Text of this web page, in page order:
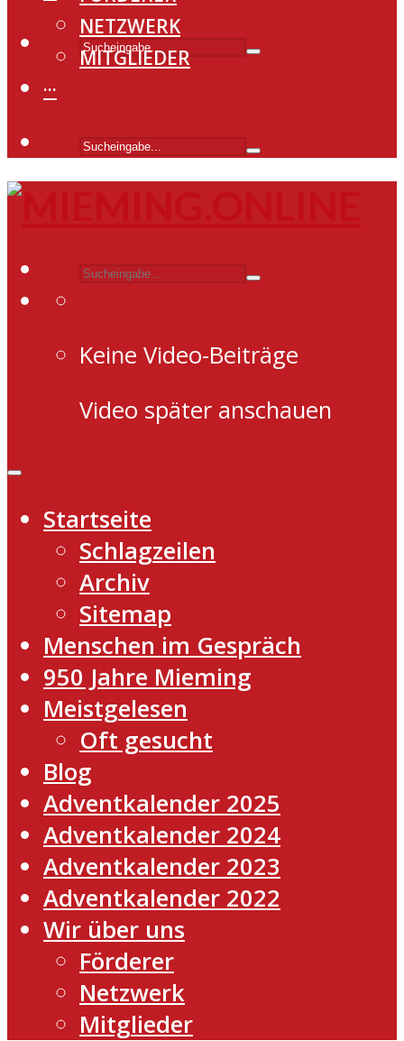
NETZWERK
MITGLIEDER
···
Keine Video-Beiträge
Video später anschauen
Startseite
Schlagzeilen
Archiv
Sitemap
Menschen im Gespräch
950 Jahre Mieming
Meistgelesen
Oft gesucht
Blog
Adventkalender 2025
Adventkalender 2024
Adventkalender 2023
Adventkalender 2022
Wir über uns
Förderer
Netzwerk
Mitglieder